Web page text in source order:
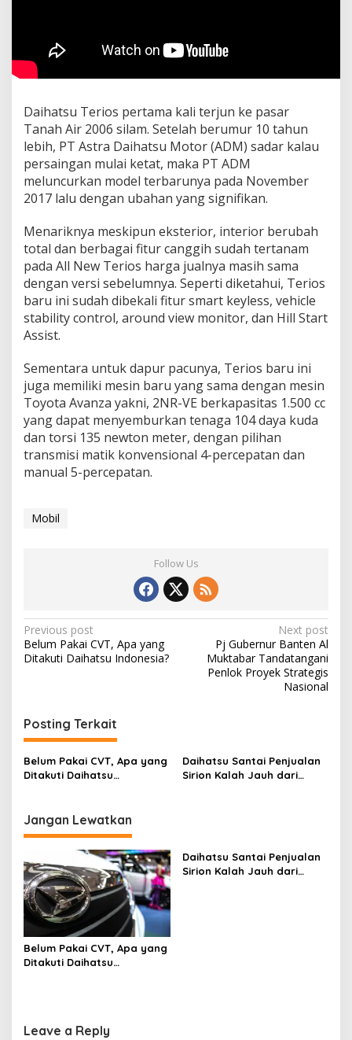
Daihatsu Terios pertama kali terjun ke pasar
Tanah Air 2006 silam. Setelah berumur 10 tahun
lebih, PT Astra Daihatsu Motor (ADM) sadar kalau
persaingan mulai ketat, maka PT ADM
meluncurkan model terbarunya pada November
2017 lalu dengan ubahan yang signifikan.
Menariknya meskipun eksterior, interior berubah
total dan berbagai fitur canggih sudah tertanam
pada All New Terios harga jualnya masih sama
dengan versi sebelumnya. Seperti diketahui, Terios
baru ini sudah dibekali fitur smart keyless, vehicle
stability control, around view monitor, dan Hill Start
Assist.
Sementara untuk dapur pacunya, Terios baru ini
juga memiliki mesin baru yang sama dengan mesin
Toyota Avanza yakni, 2NR-VE berkapasitas 1.500 cc
yang dapat menyemburkan tenaga 104 daya kuda
dan torsi 135 newton meter, dengan pilihan
transmisi matik konvensional 4-percepatan dan
manual 5-percepatan.
Mobil
Follow Us
Post
navigation
Previous post
Belum Pakai CVT, Apa yang
Ditakuti Daihatsu Indonesia?
Next post
Pj Gubernur Banten Al
Muktabar Tandatangani
Penlok Proyek Strategis
Nasional
Posting Terkait
Belum Pakai CVT, Apa yang
Ditakuti Daihatsu
Daihatsu Santai Penjualan
Sirion Kalah Jauh dari
Jangan Lewatkan
Belum Pakai CVT, Apa yang
Ditakuti Daihatsu
Daihatsu Santai Penjualan
Sirion Kalah Jauh dari
Leave a Reply